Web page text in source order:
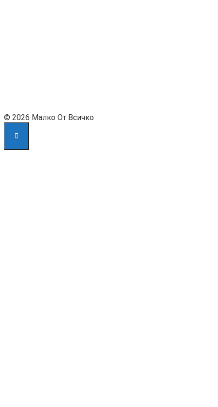
© 2026 Малко От Всичко